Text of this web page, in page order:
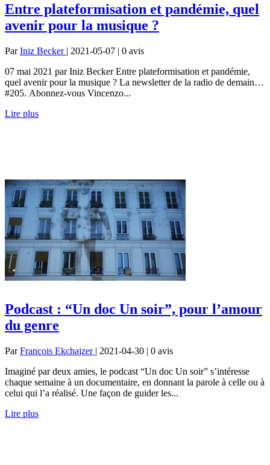
Entre plateformisation et pandémie, quel
avenir pour la musique ?
ParIniz Becker | 2021-05-07 | 0 avis
07 mai 2021 par Iniz Becker Entre plateformisation et pandémie,
quel avenir pour la musique ? La newsletter de la radio de demain…
#205. Abonnez-vous Vincenzo...
Lire plus
Podcast : “Un doc Un soir”, pour l’amour
du genre
ParFrançois Ekchajzer | 2021-04-30 | 0 avis
Imaginé par deux amies, le podcast “Un doc Un soir” s’intéresse
chaque semaine à un documentaire, en donnant la parole à celle ou à
celui qui l’a réalisé. Une façon de guider les...
Lire plus